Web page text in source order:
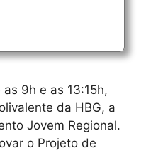
9h e as 13:15h,
da HBG, a
Jovem Regional.
o Projeto de